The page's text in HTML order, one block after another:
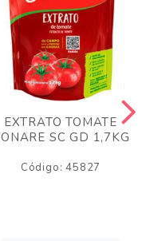
EXTRATO TOMATE
SC GD 1,7KG
Código: 45827